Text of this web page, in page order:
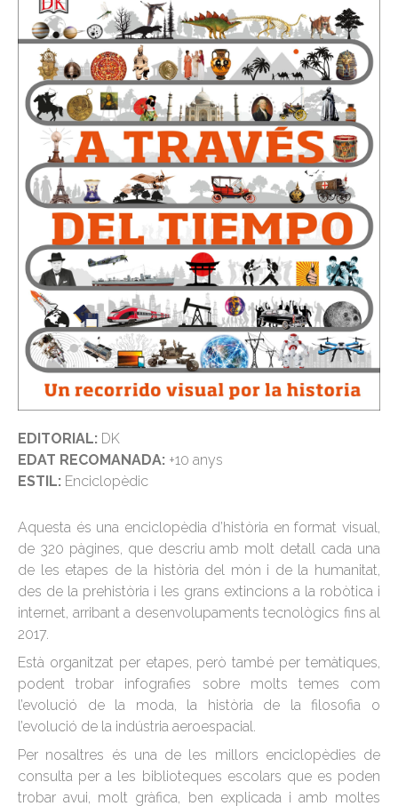
EDITORIAL: DK
EDAT RECOMANADA: +10 anys
ESTIL: Enciclopèdic
Aquesta és una enciclopèdia d’història en format visual,
de 320 pàgines, que descriu amb molt detall cada una
de les etapes de la història del món i de la humanitat,
des de la prehistòria i les grans extincions a la robòtica i
internet, arribant a desenvolupaments tecnològics fins al
2017.
Està organitzat per etapes, però també per temàtiques,
podent trobar infografies sobre molts temes com
l’evolució de la moda, la història de la filosofia o
l’evolució de la indústria aeroespacial.
Per nosaltres és una de les millors enciclopèdies de
consulta per a les biblioteques escolars que es poden
trobar avui, molt gràfica, ben explicada i amb moltes